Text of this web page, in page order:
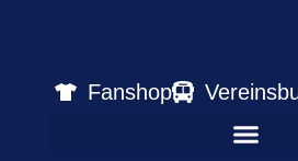
Fanshop